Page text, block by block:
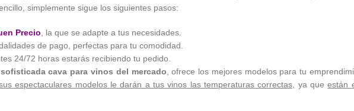
simplemente sigue los siguientes pasos:
Precio , la que se adapte a tus necesidades.
de pago, perfectas para tu comodidad.
24/72 horas estarás recibiendo tu pedido.
cava para vinos del mercado , ofrece los mejores modelos para tu
espectaculares modelos le darán a tus vinos las temperaturas correctas, ya queestán